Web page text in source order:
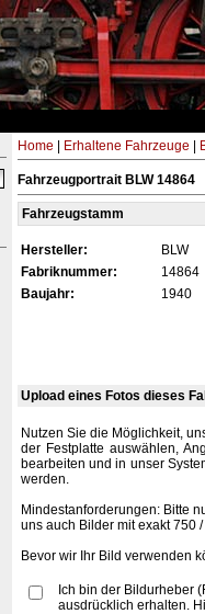
Home Erhaltene Fahrzeuge
Fahrzeugportrait BLW 14864
Fahrzeugstamm
Hersteller: BLW
Fabriknummer:
14864
Baujahr:
1940
Upload eines Fotos dieses
Nutzen Sie die Möglichkeit,
der Festplatte auswählen,
bearbeiten und in unser
werden.
Mindestanforderungen: Bitte
uns auch Bilder mit exakt 750
Bevor wir Ihr Bild verwenden
Ich bin der Bildurheber
ausdrücklich erhalten.